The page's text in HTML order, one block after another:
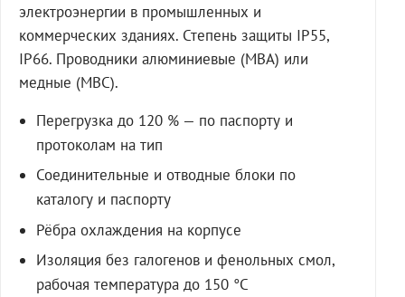
электроэнергии в промышленных и
коммерческих зданиях. Степень защиты IP55,
IP66. Проводники алюминиевые (МВА) или
медные (МВС).
Перегрузка до 120 % — по паспорту и
протоколам на тип
Соединительные и отводные блоки по
каталогу и паспорту
Рёбра охлаждения на корпусе
Изоляция без галогенов и фенольных смол,
рабочая температура до 150 °C